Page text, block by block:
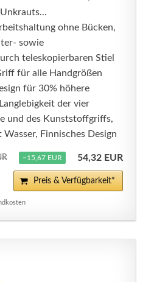
ohne Bücken,
sowie
teleskopierbaren Stiel
für alle Handgrößen
für 30% höhere
der vier
und des Kunststoffgriffs,
Wasser, Finnisches Design
−15,67 EUR 54,32 EUR
Preis & Verfügbarkeit*